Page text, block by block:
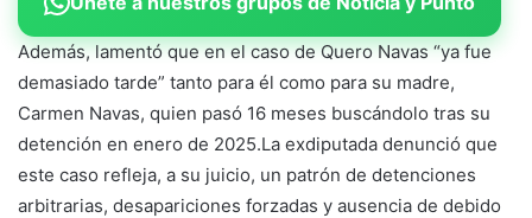
Además, lamentó que en el caso de Quero Navas “ya fue
demasiado tarde” tanto para él como para su madre,
Carmen Navas, quien pasó 16 meses buscándolo tras su
detención en enero de 2025.La exdiputada denunció que
este caso refleja, a su juicio, un patrón de detenciones
arbitrarias, desapariciones forzadas y ausencia de debido